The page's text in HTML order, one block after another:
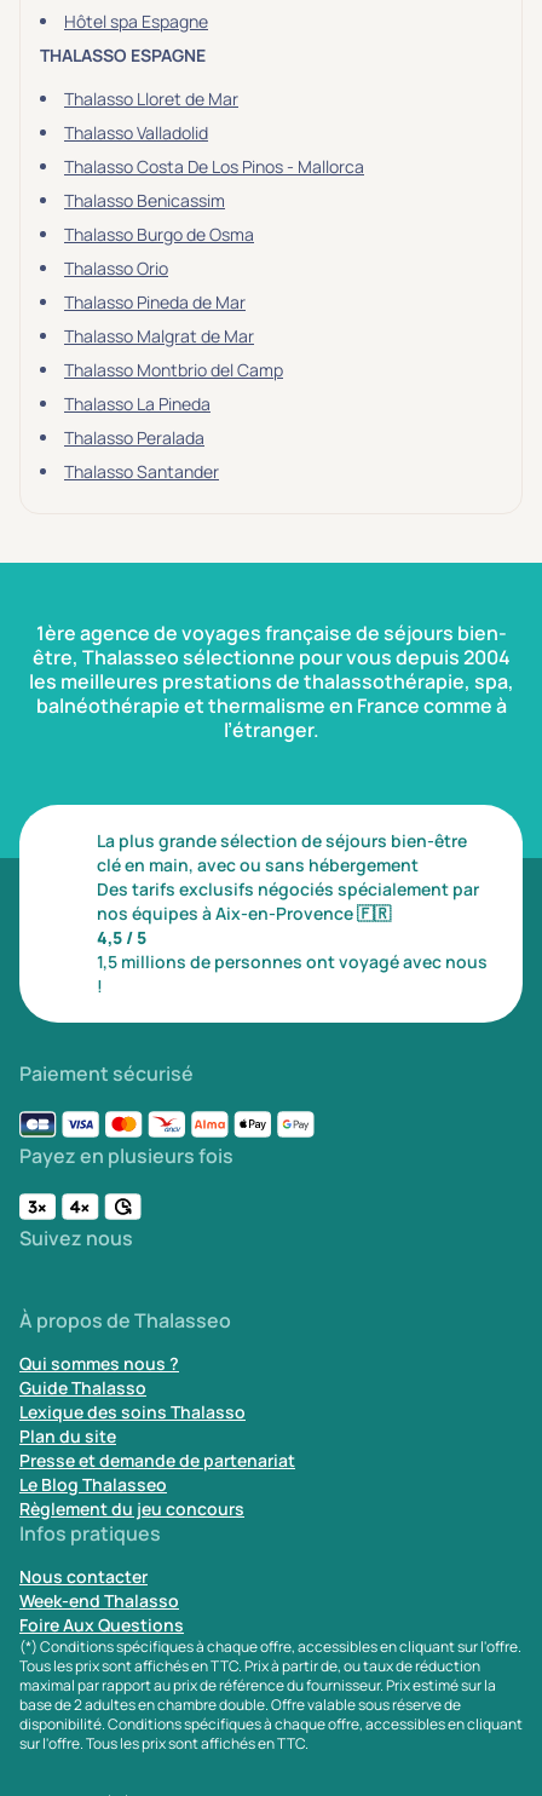
Hôtel spa Espagne
THALASSO ESPAGNE
Thalasso Lloret de Mar
Thalasso Valladolid
Thalasso Costa De Los Pinos - Mallorca
Thalasso Benicassim
Thalasso Burgo de Osma
Thalasso Orio
Thalasso Pineda de Mar
Thalasso Malgrat de Mar
Thalasso Montbrio del Camp
Thalasso La Pineda
Thalasso Peralada
Thalasso Santander
1ère agence de voyages française de séjours bien-
être, Thalasseo sélectionne pour vous depuis 2004
les meilleures prestations de thalassothérapie, spa,
balnéothérapie et thermalisme en France comme à
l’étranger.
La plus grande sélection de séjours bien-être
clé en main, avec ou sans hébergement
Des tarifs exclusifs négociés spécialement par
nos équipes à Aix-en-Provence🇫🇷
4,5 / 5
1,5 millions de personnes ont voyagé avec nous
!
Paiement sécurisé
Payez en plusieurs fois
Suivez nous
À propos de Thalasseo
Qui sommes nous ?
Guide Thalasso
Lexique des soins Thalasso
Plan du site
Presse et demande de partenariat
Le Blog Thalasseo
Règlement du jeu concours
Infos pratiques
Nous contacter
Week-end Thalasso
Foire Aux Questions
(*) Conditions spécifiques à chaque offre, accessibles en cliquant sur l'offre.
Tous les prix sont affichés en TTC. Prix à partir de, ou taux de réduction
maximal par rapport au prix de référence du fournisseur. Prix estimé sur la
base de 2 adultes en chambre double. Offre valable sous réserve de
disponibilité. Conditions spécifiques à chaque offre, accessibles en cliquant
sur l'offre. Tous les prix sont affichés en TTC.